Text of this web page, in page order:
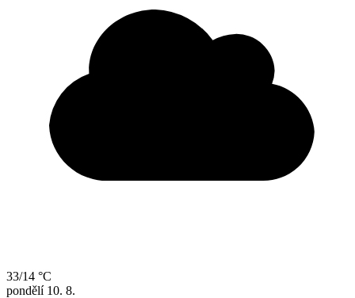
33/14 °C
pondělí 10. 8.